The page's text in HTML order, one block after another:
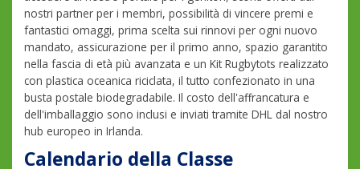
nostri partner per i membri, possibilità di vincere premi e
fantastici omaggi, prima scelta sui rinnovi per ogni nuovo
mandato, assicurazione per il primo anno, spazio garantito
nella fascia di età più avanzata e un Kit Rugbytots realizzato
con plastica oceanica riciclata, il tutto confezionato in una
busta postale biodegradabile. Il costo dell'affrancatura e
dell'imballaggio sono inclusi e inviati tramite DHL dal nostro
hub europeo in Irlanda.
Calendario della Classe